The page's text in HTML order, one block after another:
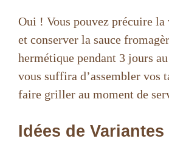
Oui ! Vous pouvez précuire
et conserver la sauce
hermétique pendant 3 jours
vous suffira d’assembler vos
faire griller au moment de
Idées de Variantes